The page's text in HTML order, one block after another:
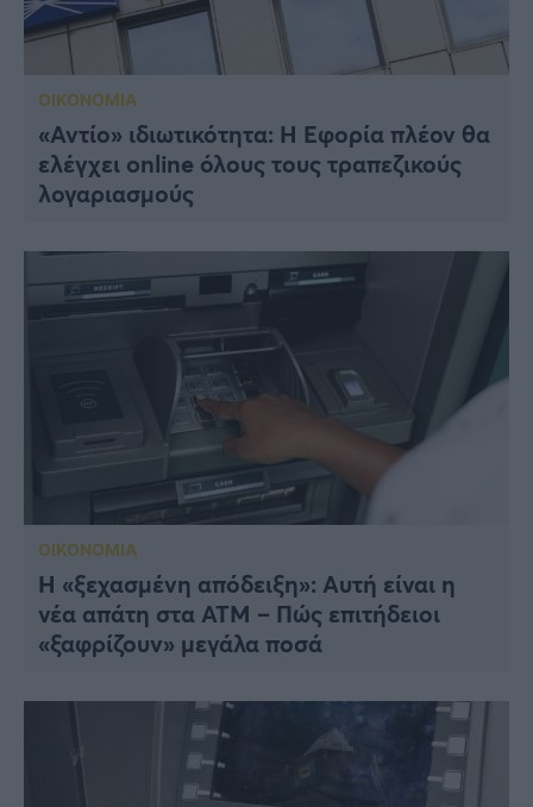
ΟΙΚΟΝΟΜΙΑ
«Αντίο» ιδιωτικότητα: H Εφορία πλέον θα
ελέγχει online όλους τους τραπεζικούς
λογαριασμούς
ΟΙΚΟΝΟΜΙΑ
Η «ξεχασμένη απόδειξη»: Αυτή είναι η
νέα απάτη στα ΑΤΜ – Πώς επιτήδειοι
«ξαφρίζουν» μεγάλα ποσά